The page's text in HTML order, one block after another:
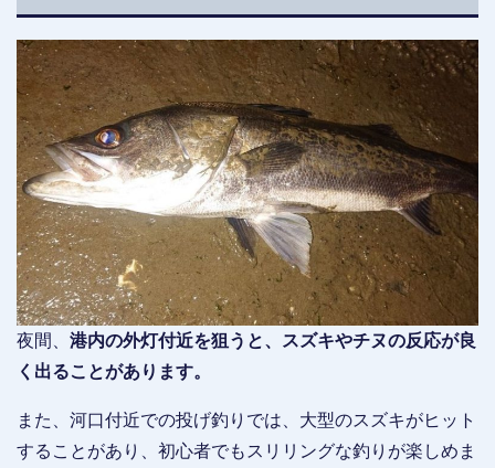
夜間、 港内の外灯付近を狙うと、スズキやチヌの反応が良
く出ることがあります。
また、河口付近での投げ釣りでは、大型のスズキがヒット
することがあり、初心者でもスリリングな釣りが楽しめま